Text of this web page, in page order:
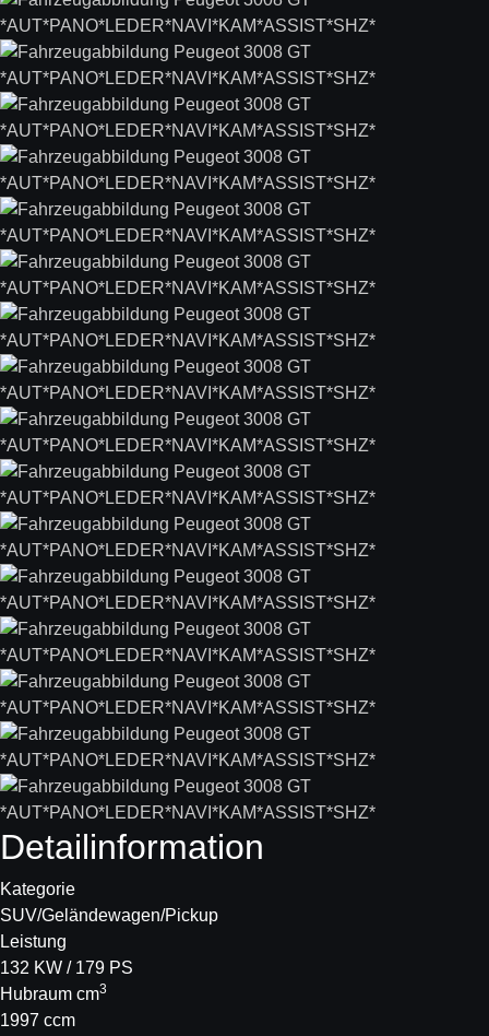
Detail­information
Kategorie
SUV/Geländewagen/Pickup
Leistung
132 KW / 179 PS
Hubraum cm3
1997 ccm